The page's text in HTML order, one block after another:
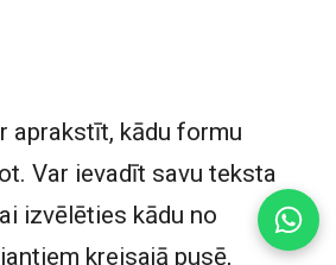
aprakstīt, kādu formu
Var ievadīt savu teksta
izvēlēties kādu no
kreisajā pusē,